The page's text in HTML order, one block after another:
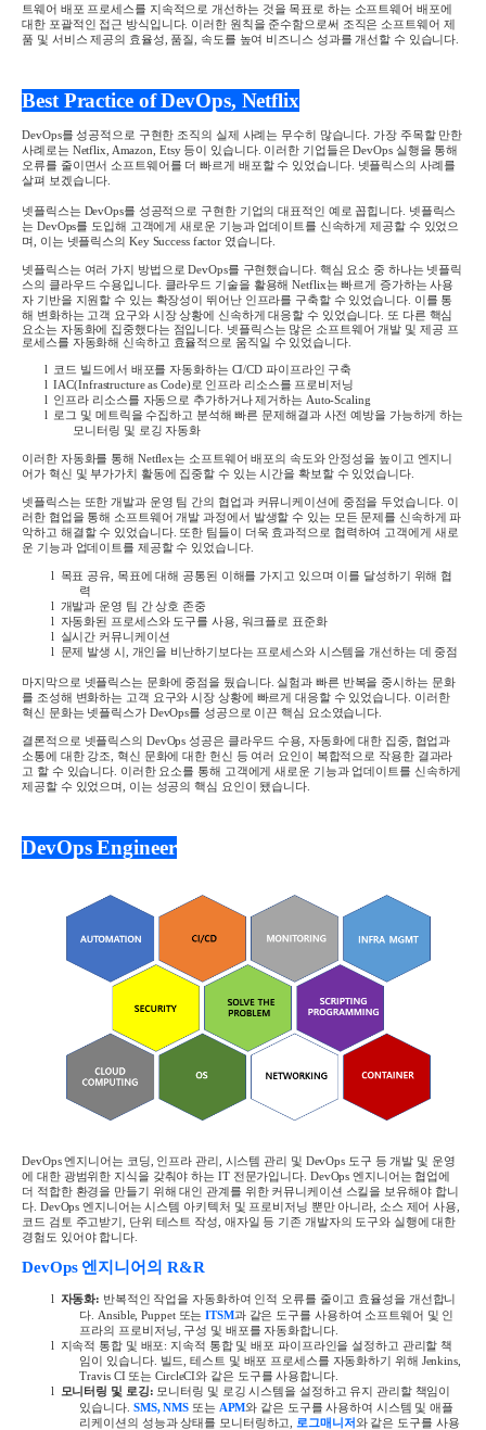
트웨어 배포 프로세스를 지속적으로 개선하는 것을 목표로 하는 소프트웨어 배포에
대한 포괄적인 접근 방식입니다. 이러한 원칙을 준수함으로써 조직은 소프트웨어 제
품 및 서비스 제공의 효율성 품질 속도를 높여 비즈니스 성과를 개선할 수 있습니다
Best Practice of DevOps, Netflix
DevOps를 성공적으로 구현한 조직의 실제 사례는 무수히 많습니다 가장 주목할 만한
사례로는Netflix, Amazon, Etsy 등이 있습니다. 이러한 기업들은DevOps 실행을 통해
오류를 줄이면서 소프트웨어를 더 빠르게 배포할 수 있었습니다. 넷플릭스의 사례를
살펴 보겠습니다
넷플릭스는 DevOps를 성공적으로 구현한 기업의 대표적인 예로 꼽힙니다. 넷플릭스
는 DevOps를 도입해 고객에게 새로운 기능과 업데이트를 신속하게 제공할 수 있었으
며
이는 넷플릭스의 Key Success factor 였습니다.
넷플릭스는 여러 가지 방법으로DevOps를 구현했습니다. 핵심 요소 중 하나는 넷플릭
스의 클라우드 수용입니다. 클라우드 기술을 활용해 Netflix는 빠르게 증가하는 사용
자 기반을 지원할 수 있는 확장성이 뛰어난 인프라를 구축할 수 있었습니다. 이를 통
해 변화하는 고객 요구와 시장 상황에 신속하게 대응할 수 있었습니다 또 다른 핵심
요소는 자동화에 집중했다는 점입니다 넷플릭스는 많은 소프트웨어 개발 및 제공 프
로세스를 자동화해 신속하고 효율적으로 움직일 수 있었습니다.
l 코드 빌드에서 배포를 자동화하는 CI/CD 파이프라인 구축
l IAC(Infrastructure as Code)로 인프라 리소스를 프로비저닝
l 인프라 리소스를 자동으로 추가하거나 제거하는 Auto-Scaling
l
로그 및 메트릭을 수집하고 분석해 빠른 문제해결과 사전 예방을 가능하게 하는
모니터링 및 로깅 자동화
이러한 자동화를 통해 Netflex는 소프트웨어 배포의 속도와 안정성을 높이고 엔지니
어가 혁신 및 부가가치 활동에 집중할 수 있는 시간을 확보할 수 있었습니다.
넷플릭스는 또한 개발과 운영 팀 간의 협업과 커뮤니케이션에 중점을 두었습니다. 이
러한 협업을 통해 소프트웨어 개발 과정에서 발생할 수 있는 모든 문제를 신속하게 파
악하고 해결할 수 있었습니다. 또한 팀들이 더욱 효과적으로 협력하여 고객에게 새로
운 기능과 업데이트를 제공할 수 있었습니다.
l 목표 공유 목표에 대해 공통된 이해를 가지고 있으며 이를 달성하기 위해 협
력
l
개발과 운영 팀 간 상호 존중
l
자동화된 프로세스와 도구를 사용 워크플로 표준화
l 실시간 커뮤니케이션
l
문제 발생 시 개인을 비난하기보다는 프로세스와 시스템을 개선하는 데 중점
마지막으로 넷플릭스는 문화에 중점을 뒀습니다.실험과 빠른 반복을 중시하는 문화
를 조성해 변화하는 고객 요구와 시장 상황에 빠르게 대응할 수 있었습니다. 이러한
혁신 문화는 넷플릭스가 DevOps를 성공으로 이끈 핵심 요소였습니다
결론적으로 넷플릭스의 DevOps성공은 클라우드 수용 자동화에 대한 집중, 협업과
소통에 대한 강조 ,혁신 문화에 대한 헌신 등 여러 요인이 복합적으로 작용한 결과라
고 할 수 있습니다 이러한 요소를 통해 고객에게 새로운 기능과 업데이트를 신속하게
제공할 수 있었으며
이는 성공의 핵심 요인이 됐습니다
DevOps Engineer
DevOps엔지니어는 코딩 인프라 관리 시스템 관리 및 DevOps 도구 등 개발 및 운영
에 대한 광범위한 지식을 갖춰야 하는 IT 전문가입니다 . DevOps엔지니어는 협업에
더 적합한 환경을 만들기 위해 대인 관계를 위한 커뮤니케이션 스킬을 보유해야 합니
다 . DevOps엔지니어는 시스템 아키텍처 및 프로비저닝 뿐만 아니라 소스 제어 사용
코드 검토 주고받기
단위 테스트 작성 애자일 등 기존 개발자의 도구와 실행에 대한
경험도 있어야 합니다
DevOps 엔지니어의 R&R
l 자동화: 반복적인 작업을 자동화하여 인적 오류를 줄이고 효율성을 개선합니
다 . Ansible, Puppet 또는ITSM과 같은 도구를 사용하여 소프트웨어 및 인
프라의 프로비저닝 구성 및 배포를 자동화합니다.
l
지속적 통합 및 배포: 지속적 통합 및 배포 파이프라인을 설정하고 관리할 책
임이 있습니다. 빌드 ,테스트 및 배포 프로세스를 자동화하기 위해 Jenkins,
Travis CI 또는 CircleCI와 같은 도구를 사용합니다.
l
모니터링 및 로깅: 모니터링 및 로깅 시스템을 설정하고 유지 관리할 책임이
있습니다 SMS,NMS 또는 APM와 같은 도구를 사용하여 시스템 및 애플
리케이션의 성능과 상태를 모니터링하고
로그매니저와 같은 도구를 사용